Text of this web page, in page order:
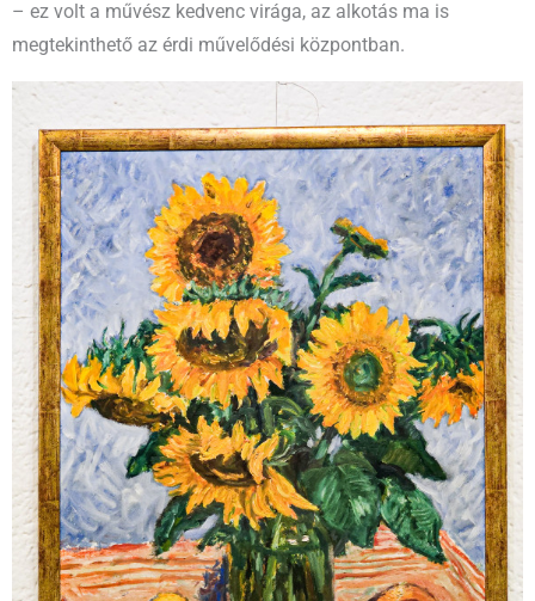
– ez volt a művész kedvenc virága, az alkotás ma is
megtekinthető az érdi művelődési központban.